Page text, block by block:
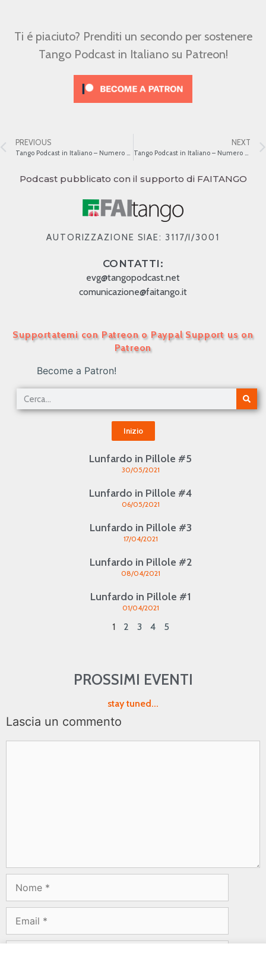
Ti é piaciuto? Prenditi un secondo per sostenere
Tango Podcast in Italiano su Patreon!
PREVIOUS
Tango Podcast in Italiano – Numero 64 – Héctor Stamponi
NEXT
Tango Podcast in Italiano – Numero 66 – Rimproveri e consigli
Podcast pubblicato con il supporto di FAITANGO
AUTORIZZAZIONE SIAE: 3117/I/3001
CONTATTI:
evg@tangopodcast.net
comunicazione@faitango.it
Supportatemi con Patreon o Paypal Support us on
Patreon
Become a Patron!
Inizio
Lunfardo in Pillole #5
30/05/2021
Lunfardo in Pillole #4
06/05/2021
Lunfardo in Pillole #3
17/04/2021
Lunfardo in Pillole #2
08/04/2021
Lunfardo in Pillole #1
01/04/2021
1 2 3 4 5
PROSSIMI EVENTI
stay tuned...
Lascia un commento